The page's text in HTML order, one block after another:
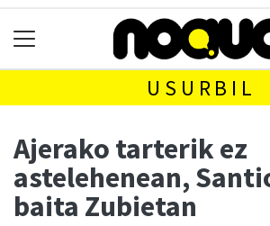
USURBIL
Ajerako tarterik ez
astelehenean,
baita Zubietan